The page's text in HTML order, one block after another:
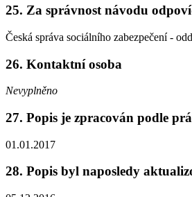
25. Za správnost návodu
Česká správa sociálního zabezpečení -
26. Kontaktní osoba
Nevyplněno
27. Popis je zpracován podle
01.01.2017
28. Popis byl naposledy